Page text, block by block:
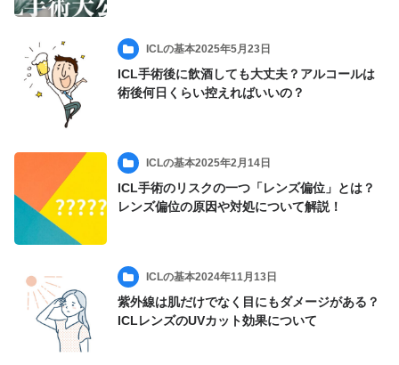
ICLの基本2025年5月23日
ICL手術後に飲酒しても大丈夫？アルコールは
術後何日くらい控えればいいの？
ICLの基本2025年2月14日
ICL手術のリスクの一つ「レンズ偏位」とは？
レンズ偏位の原因や対処について解説！
ICLの基本2024年11月13日
紫外線は肌だけでなく目にもダメージがある？
ICLレンズのUVカット効果について